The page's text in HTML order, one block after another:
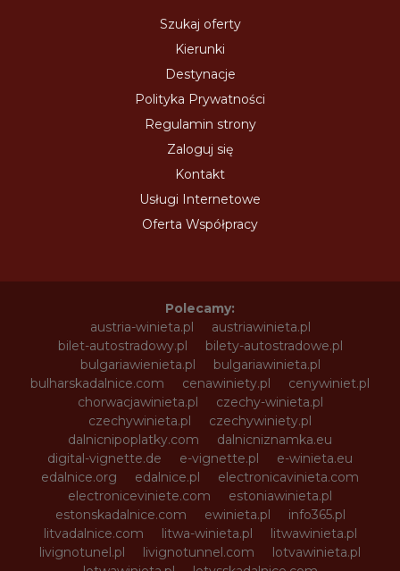
Szukaj oferty
Kierunki
Destynacje
Polityka Prywatności
Regulamin strony
Zaloguj się
Kontakt
Usługi Internetowe
Oferta Współpracy
Polecamy:
austria-winieta.pl
austriawinieta.pl
bilet-autostradowy.pl
bilety-autostradowe.pl
bulgariawienieta.pl
bulgariawinieta.pl
bulharskadalnice.com
cenawiniety.pl
cenywiniet.pl
chorwacjawinieta.pl
czechy-winieta.pl
czechywinieta.pl
czechywiniety.pl
dalnicnipoplatky.com
dalnicniznamka.eu
digital-vignette.de
e-vignette.pl
e-winieta.eu
edalnice.org
edalnice.pl
electronicavinieta.com
electroniceviniete.com
estoniawinieta.pl
estonskadalnice.com
ewinieta.pl
info365.pl
litvadalnice.com
litwa-winieta.pl
litwawinieta.pl
livignotunel.pl
livignotunnel.com
lotvawinieta.pl